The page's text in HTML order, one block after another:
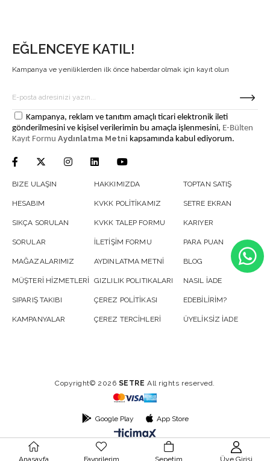
EĞLENCEYE KATIL!
Kampanya ve yeniliklerden ilk önce haberdar olmak için kayıt olun
Kampanya, reklam ve tanıtım amaçlı ticari elektronik ileti
gönderilmesini ve kişisel verilerimin bu amaçla işlenmesini, E-Bülten
Kayıt Formu Aydınlatma Metni kapsamında kabul ediyorum.
BIZE ULAŞIN
HESABIM
SIKÇA SORULAN
SORULAR
MAĞAZALARIMIZ
MÜŞTERİ HİZMETLERİ
SIPARIŞ TAKIBI
KAMPANYALAR
HAKKIMIZDA
KVKK POLİTİKAMIZ
KVKK TALEP FORMU
İLETİŞİM FORMU
AYDINLATMA METNİ
GIZLILIK POLITIKALARI
ÇEREZ POLİTİKASI
ÇEREZ TERCİHLERİ
TOPTAN SATIŞ
SETRE EKRAN
KARIYER
PARA PUAN
BLOG
NASIL İADE
EDEBİLİRİM?
ÜYELİKSİZ İADE
Copyright© 2026 SETRE All rights reserved.
Google Play App Store
Anasayfa Favorilerim Sepetim